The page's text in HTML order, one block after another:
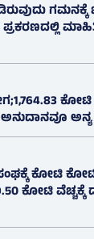
ಗಮನಕ್ಕೆ
ಕೋಟಿ
ಕೋಟಿ ವೆಚ್ಚಕ್ಕೆ